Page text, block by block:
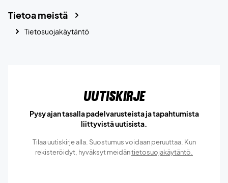
Tietoa meistä
Tietosuojakäytäntö
Uutiskirje
Pysy ajan tasalla padelvarusteista ja tapahtumista
liittyvistä uutisista.
Tilaa uutiskirje alla. Suostumus voidaan peruuttaa. Kun
rekisteröidyt, hyväksyt meidäntietosuojakäytäntö.